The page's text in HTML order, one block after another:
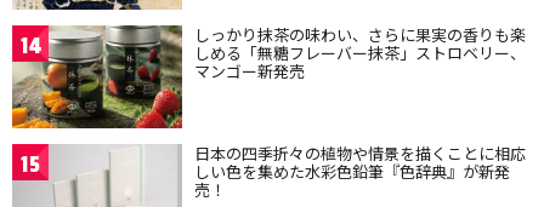
14 しっかり抹茶の味わい、さらに果実の香りも楽
しめる「無糖フレーバー抹茶」ストロベリー、
マンゴー新発売
15 日本の四季折々の植物や情景を描くことに相応
しい色を集めた水彩色鉛筆『色辞典』が新発
売！